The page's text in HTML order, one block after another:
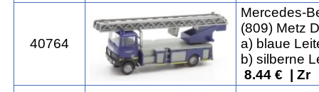
40764
Mercedes-
(809) Metz
a) blaue
b) silberne
8.44 € | Zr